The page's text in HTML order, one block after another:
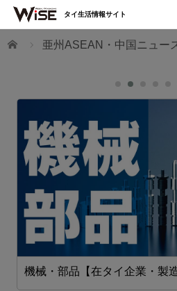
ホーム 亜州ASEAN・中国ニュー
機械・部品【在タイ企業・製造
タイ生活情報サイト